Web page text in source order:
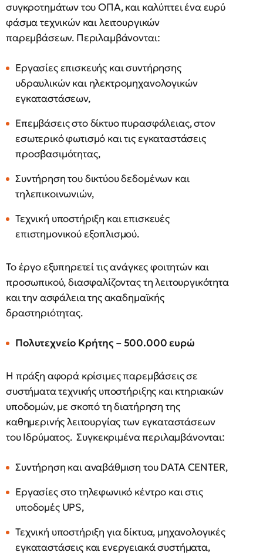
συγκροτημάτων του ΟΠΑ, και καλύπτει ένα ευρύ
φάσμα τεχνικών και λειτουργικών
παρεμβάσεων. Περιλαμβάνονται:
Εργασίες επισκευής και συντήρησης
υδραυλικών και ηλεκτρομηχανολογικών
εγκαταστάσεων,
Επεμβάσεις στο δίκτυο πυρασφάλειας, στον
εσωτερικό φωτισμό και τις εγκαταστάσεις
προσβασιμότητας,
Συντήρηση του δικτύου δεδομένων και
τηλεπικοινωνιών,
Τεχνική υποστήριξη και επισκευές
επιστημονικού εξοπλισμού.
Το έργο εξυπηρετεί τις ανάγκες φοιτητών και
προσωπικού, διασφαλίζοντας τη λειτουργικότητα
και την ασφάλεια της ακαδημαϊκής
δραστηριότητας.
Πολυτεχνείο Κρήτης – 500.000 ευρώ
Η πράξη αφορά κρίσιμες παρεμβάσεις σε
συστήματα τεχνικής υποστήριξης και κτηριακών
υποδομών, με σκοπό τη διατήρηση της
καθημερινής λειτουργίας των εγκαταστάσεων
του Ιδρύματος. Συγκεκριμένα περιλαμβάνονται:
Συντήρηση και αναβάθμιση του DATA CENTER,
Εργασίες στο τηλεφωνικό κέντρο και στις
υποδομές UPS,
Τεχνική υποστήριξη για δίκτυα, μηχανολογικές
εγκαταστάσεις και ενεργειακά συστήματα,